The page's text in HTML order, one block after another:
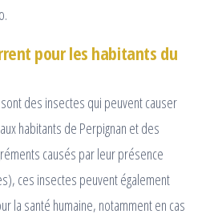
pour les habitants du
des insectes qui peuvent causer
habitants de Perpignan et des
causés par leur présence
ces insectes peuvent également
la santé humaine, notamment en cas